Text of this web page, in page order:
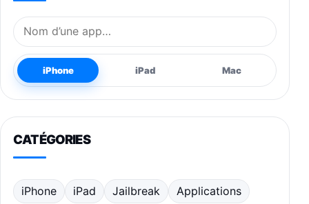
Nom de l’application
iPhone iPad Mac
CATÉGORIES
iPhone iPad Jailbreak Applications